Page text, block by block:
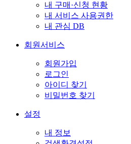
내 구매·신청 현황
내 서비스 사용권한
내 관심 DB
회원서비스
회원가입
로그인
아이디 찾기
비밀번호 찾기
설정
내 정보